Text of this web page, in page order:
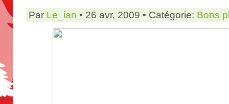
Par Le_ian • 26 avr, 2009 • Catégorie: Bons